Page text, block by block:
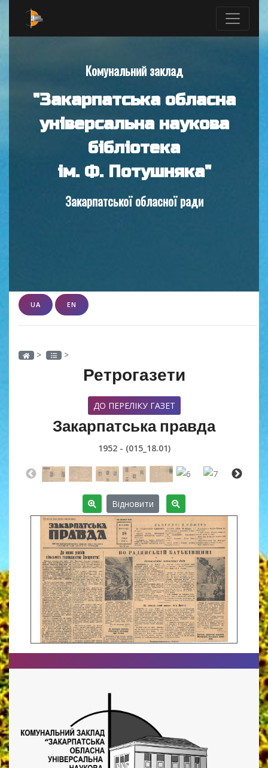
Комунальний заклад
"Закарпатська обласна
універсальна наукова
бібліотека
ім. Ф. Потушняка"
Закарпатської обласної ради
UA EN
> >
Ретрогазети
ДО ПЕРЕЛІКУ ГАЗЕТ
Закарпатська правда
1952 - (015_18.01)
Відновити